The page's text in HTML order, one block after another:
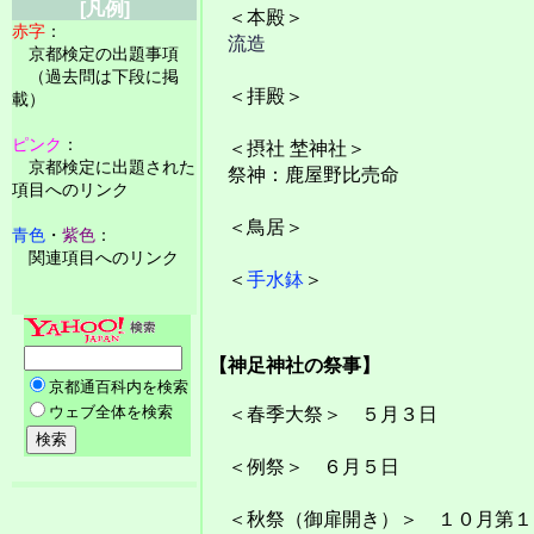
＜本殿＞
流造
＜拝殿＞
＜摂社 埜神社＞
祭神：鹿屋野比売命
＜鳥居＞
＜ 手水鉢 ＞
【神足神社の祭事】
＜春季大祭＞ ５月３日
＜例祭＞ ６月５日
＜秋祭（御扉開き）＞ １０月第１
[凡例]
赤字 ：
京都検定の出題事項
（過去問は下段に掲
載）
ピンク ：
京都検定に出題された
項目へのリンク
青色 ・ 紫色 ：
関連項目へのリンク